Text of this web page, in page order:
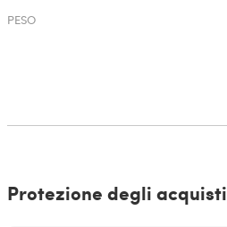
PESO
Protezione degli acquisti